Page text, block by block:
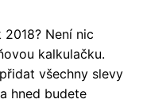
Není nic
kalkulačku.
všechny slevy
hned budete